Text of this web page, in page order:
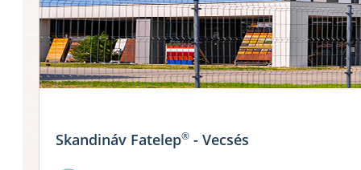
Skandináv Fatelep® - Vecsés